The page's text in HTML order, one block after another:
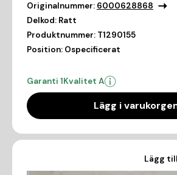
Originalnummer: 6000628868
Delkod: Ratt
Produktnummer: T1290155
Position: Ospecificerat
Garanti 1Kvalitet A
Lägg i
Lägg